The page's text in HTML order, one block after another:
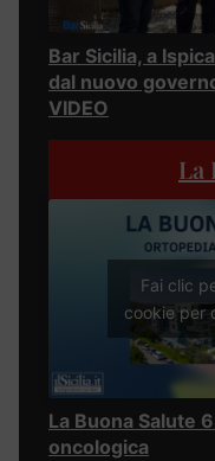
Bar Sicilia, a
dal nuovo
VIDEO
La
Fai clic
cookie per
La Buona Salute
oncologica